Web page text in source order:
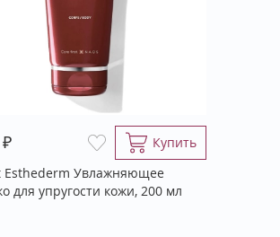
₽
Купить
Esthederm Увлажняющее
для упругости кожи, 200 мл